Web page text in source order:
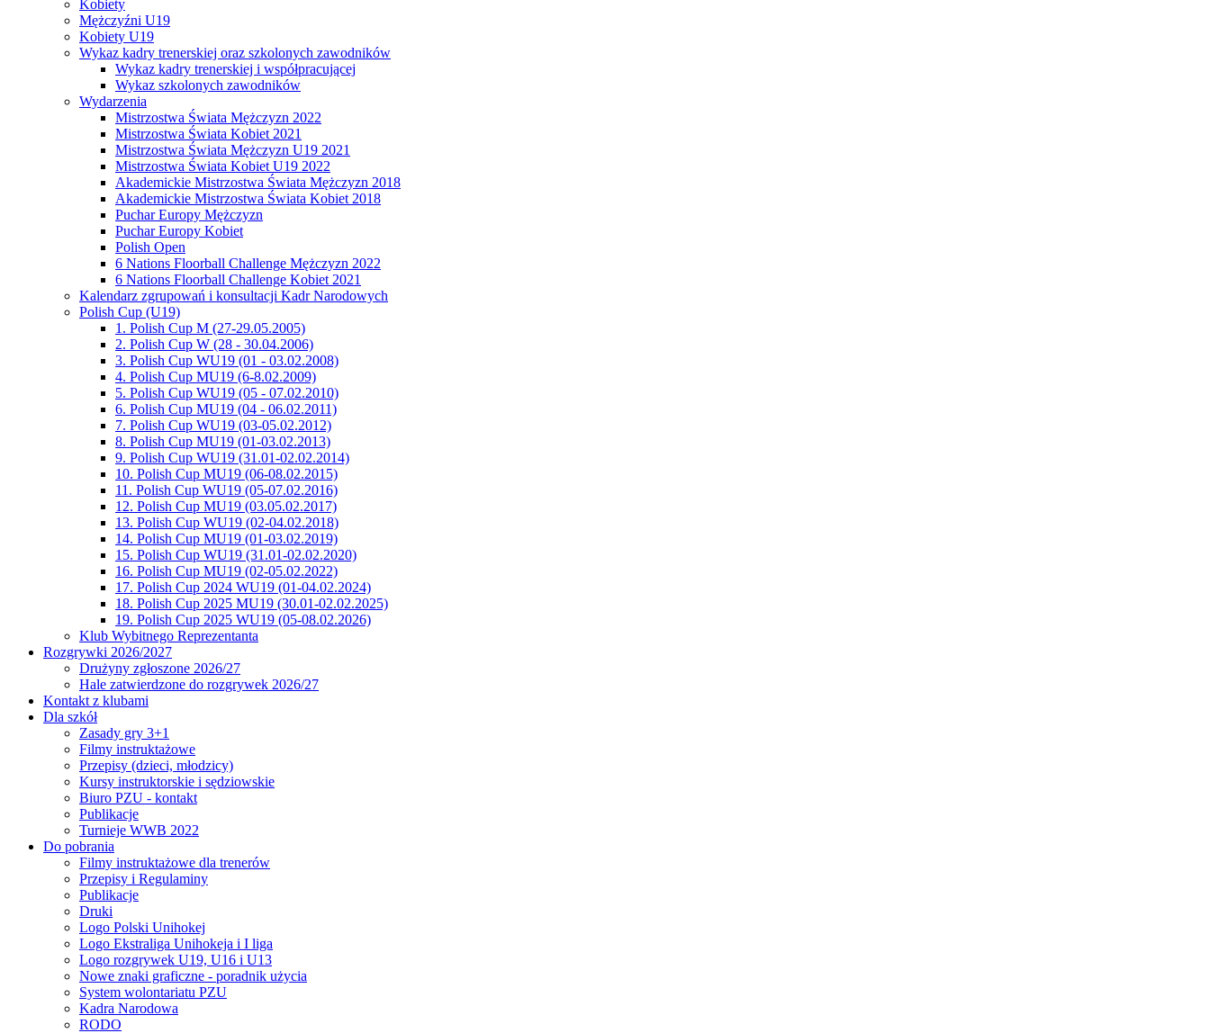
Kobiety
Mężczyźni U19
Kobiety U19
Wykaz kadry trenerskiej oraz szkolonych zawodników
Wykaz kadry trenerskiej i współpracującej
Wykaz szkolonych zawodników
Wydarzenia
Mistrzostwa Świata Mężczyzn 2022
Mistrzostwa Świata Kobiet 2021
Mistrzostwa Świata Mężczyzn U19 2021
Mistrzostwa Świata Kobiet U19 2022
Akademickie Mistrzostwa Świata Mężczyzn 2018
Akademickie Mistrzostwa Świata Kobiet 2018
Puchar Europy Mężczyzn
Puchar Europy Kobiet
Polish Open
6 Nations Floorball Challenge Mężczyzn 2022
6 Nations Floorball Challenge Kobiet 2021
Kalendarz zgrupowań i konsultacji Kadr Narodowych
Polish Cup (U19)
1. Polish Cup M (27-29.05.2005)
2. Polish Cup W (28 - 30.04.2006)
3. Polish Cup WU19 (01 - 03.02.2008)
4. Polish Cup MU19 (6-8.02.2009)
5. Polish Cup WU19 (05 - 07.02.2010)
6. Polish Cup MU19 (04 - 06.02.2011)
7. Polish Cup WU19 (03-05.02.2012)
8. Polish Cup MU19 (01-03.02.2013)
9. Polish Cup WU19 (31.01-02.02.2014)
10. Polish Cup MU19 (06-08.02.2015)
11. Polish Cup WU19 (05-07.02.2016)
12. Polish Cup MU19 (03.05.02.2017)
13. Polish Cup WU19 (02-04.02.2018)
14. Polish Cup MU19 (01-03.02.2019)
15. Polish Cup WU19 (31.01-02.02.2020)
16. Polish Cup MU19 (02-05.02.2022)
17. Polish Cup 2024 WU19 (01-04.02.2024)
18. Polish Cup 2025 MU19 (30.01-02.02.2025)
19. Polish Cup 2025 WU19 (05-08.02.2026)
Klub Wybitnego Reprezentanta
Rozgrywki 2026/2027
Drużyny zgłoszone 2026/27
Hale zatwierdzone do rozgrywek 2026/27
Kontakt z klubami
Dla szkół
Zasady gry 3+1
Filmy instruktażowe
Przepisy (dzieci, młodzicy)
Kursy instruktorskie i sędziowskie
Biuro PZU - kontakt
Publikacje
Turnieje WWB 2022
Do pobrania
Filmy instruktażowe dla trenerów
Przepisy i Regulaminy
Publikacje
Druki
Logo Polski Unihokej
Logo Ekstraliga Unihokeja i I liga
Logo rozgrywek U19, U16 i U13
Nowe znaki graficzne - poradnik użycia
System wolontariatu PZU
Kadra Narodowa
RODO